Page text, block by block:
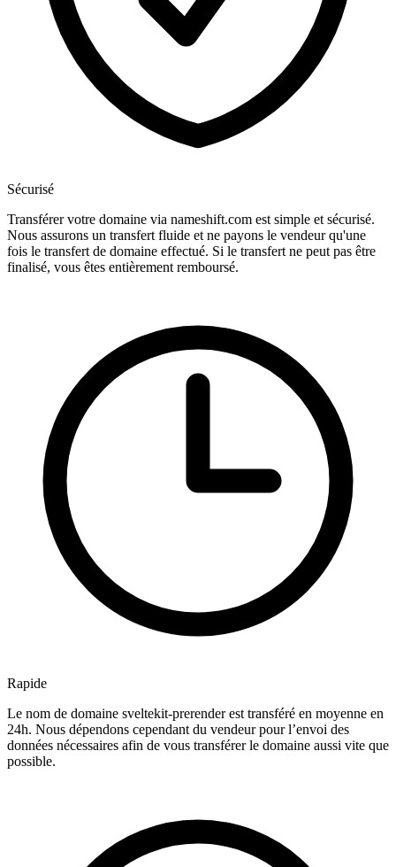
Sécurisé
Transférer votre domaine via nameshift.com est simple et sécurisé.
Nous assurons un transfert fluide et ne payons le vendeur qu'une
fois le transfert de domaine effectué. Si le transfert ne peut pas être
finalisé, vous êtes entièrement remboursé.
Rapide
Le nom de domaine sveltekit-prerender est transféré en moyenne en
24h. Nous dépendons cependant du vendeur pour l’envoi des
données nécessaires afin de vous transférer le domaine aussi vite que
possible.